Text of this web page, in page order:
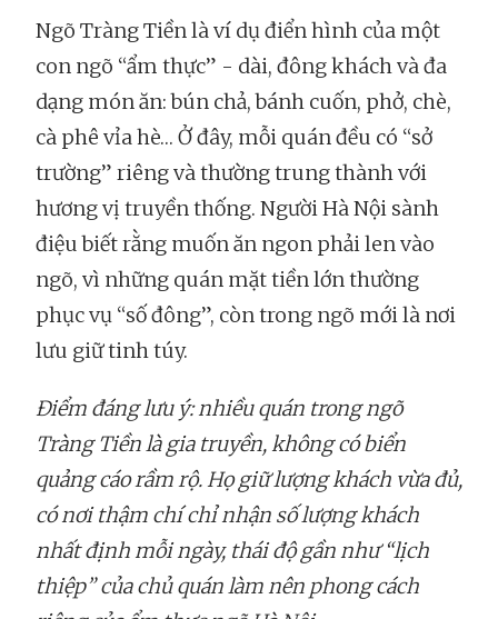
Ngõ Tràng Tiền là ví dụ điển hình của một
con ngõ “ẩm thực” - dài, đông khách và đa
dạng món ăn: bún chả, bánh cuốn, phở, chè,
cà phê vỉa hè… Ở đây, mỗi quán đều có “sở
trường” riêng và thường trung thành với
hương vị truyền thống. Người Hà Nội sành
điệu biết rằng muốn ăn ngon phải len vào
ngõ, vì những quán mặt tiền lớn thường
phục vụ “số đông”, còn trong ngõ mới là nơi
lưu giữ tinh túy.
Điểm đáng lưu ý: nhiều quán trong ngõ
Tràng Tiền là gia truyền, không có biển
quảng cáo rầm rộ. Họ giữ lượng khách vừa đủ,
có nơi thậm chí chỉ nhận số lượng khách
nhất định mỗi ngày, thái độ gần như “lịch
thiệp” của chủ quán làm nên phong cách